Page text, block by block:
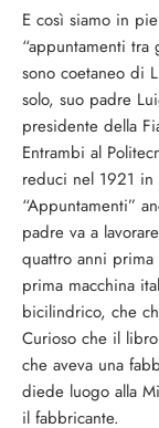
E così siamo in
“appuntamenti
sono coetaneo di
solo, suo padre
presidente della
Entrambi al
reduci nel 1921 in
“Appuntamenti”
padre va a
quattro anni prima
prima macchina
bicilindrico, che
Curioso che il
che aveva una
diede luogo alla
il fabbricante.